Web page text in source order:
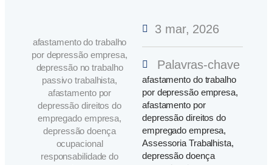
afastamento do trabalho
por depressão empresa,
depressão no trabalho
passivo trabalhista,
afastamento por
depressão direitos do
empregado empresa,
depressão doença
ocupacional
responsabilidade do
3 mar, 2026
Palavras-chave
afastamento do trabalho
por depressão empresa,
afastamento por
depressão direitos do
empregado empresa,
Assessoria Trabalhista,
depressão doença